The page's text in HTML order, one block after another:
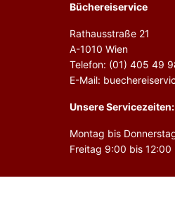
Büchereiservice
Rathausstraße 21
A-1010 Wien
Telefon: (01) 405 49
E-Mail:
Unsere Servicezeiten:
Montag bis
Freitag 9:00 bis 12:00